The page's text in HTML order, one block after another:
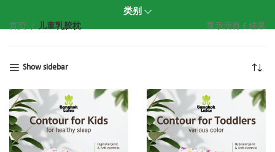
类别
首页 儿童乳胶枕 显示所有 6 结果
Show sidebar